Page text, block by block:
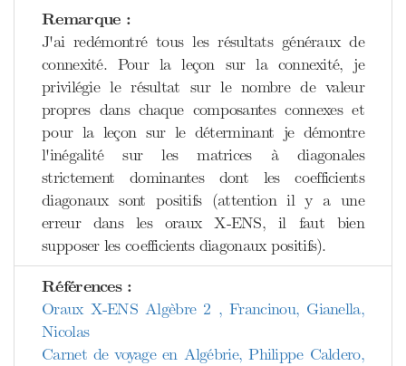
Remarque :
J'ai redémontré tous les résultats généraux de
connexité. Pour la leçon sur la connexité, je
privilégie le résultat sur le nombre de valeur
propres dans chaque composantes connexes et
pour la leçon sur le déterminant je démontre
l'inégalité sur les matrices à diagonales
strictement dominantes dont les coefficients
diagonaux sont positifs (attention il y a une
erreur dans les oraux X-ENS, il faut bien
supposer les coefficients diagonaux positifs).
Références :
Oraux X-ENS Algèbre 2 , Francinou, Gianella,
Nicolas
Carnet de voyage en Algébrie, Philippe Caldero,